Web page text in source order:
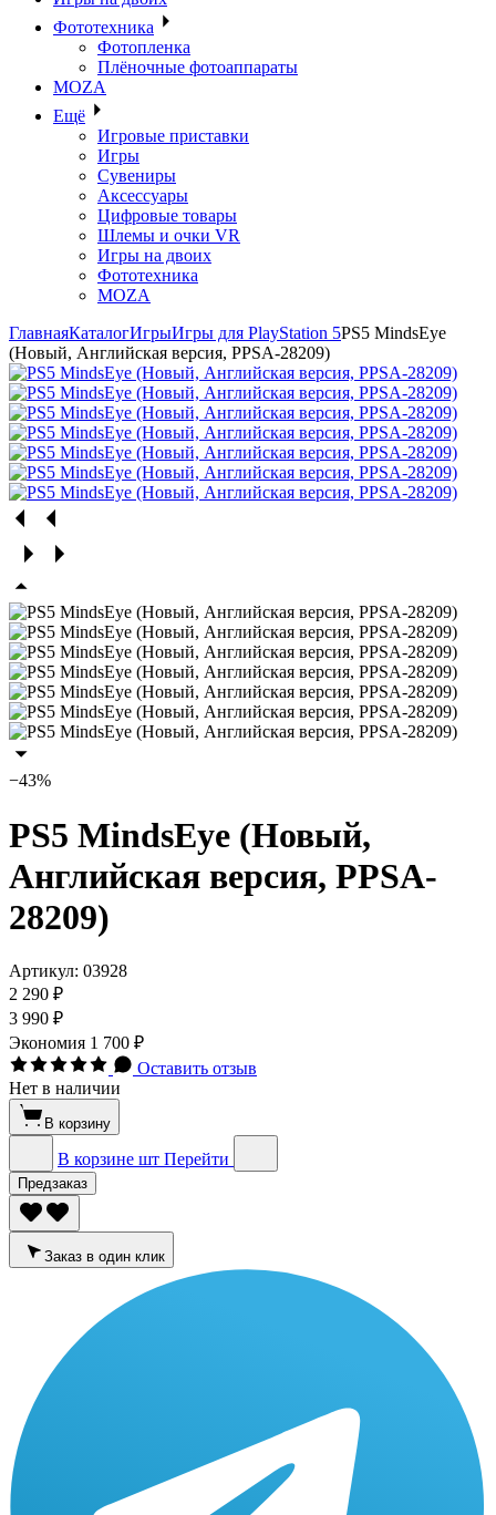
Фототехника
Фотопленка
Плёночные фотоаппараты
MOZA
Ещё
Игровые приставки
Игры
Сувениры
Аксессуары
Цифровые товары
Шлемы и очки VR
Игры на двоих
Фототехника
MOZA
ГлавнаяКаталогИгрыИгры для PlayStation 5PS5 MindsEye
(Новый, Английская версия, PPSA-28209)
−43%
PS5 MindsEye (Новый,
Английская версия, PPSA-
28209)
Артикул: 03928
2 290 ₽
3 990 ₽
Экономия 1 700 ₽
Оставить отзыв
Нет в наличии
В корзину
В корзине шт Перейти
Предзаказ
Заказ в один клик